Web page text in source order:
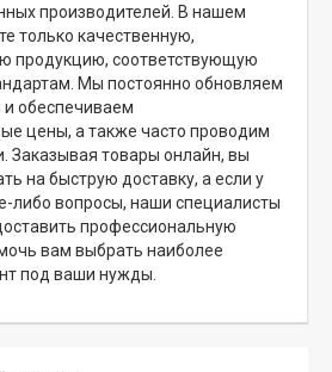
производителей. В нашем
только качественную,
продукцию, соответствующую
Мы постоянно обновляем
обеспечиваем
цены, а также часто проводим
Заказывая товары онлайн, вы
на быструю доставку, а если у
либо вопросы, наши специалисты
профессиональную
вам выбрать наиболее
под ваши нужды.